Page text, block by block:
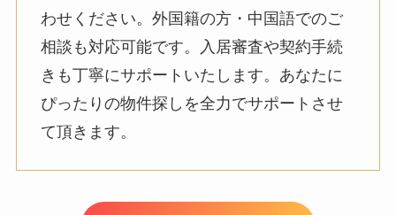
わせください。外国籍の方・中国語でのご
相談も対応可能です。入居審査や契約手続
きも丁寧にサポートいたします。あなたに
ぴったりの物件探しを全力でサポートさせ
て頂きます。